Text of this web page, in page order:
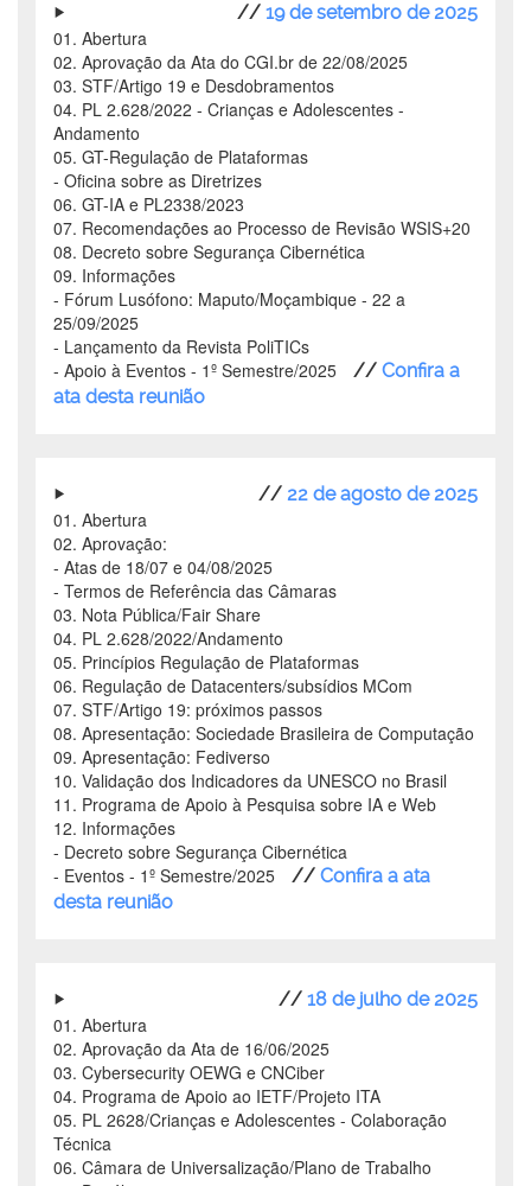
// 19 de setembro de 2025
01. Abertura
02. Aprovação da Ata do CGI.br de 22/08/2025
03. STF/Artigo 19 e Desdobramentos
04. PL 2.628/2022 - Crianças e Adolescentes -
Andamento
05. GT-Regulação de Plataformas
- Oficina sobre as Diretrizes
06. GT-IA e PL2338/2023
07. Recomendações ao Processo de Revisão WSIS+20
08. Decreto sobre Segurança Cibernética
09. Informações
- Fórum Lusófono: Maputo/Moçambique - 22 a
25/09/2025
- Lançamento da Revista PoliTICs
- Apoio à Eventos - 1º Semestre/2025
// Confira a
ata desta reunião
// 22 de agosto de 2025
01. Abertura
02. Aprovação:
- Atas de 18/07 e 04/08/2025
- Termos de Referência das Câmaras
03. Nota Pública/Fair Share
04. PL 2.628/2022/Andamento
05. Princípios Regulação de Plataformas
06. Regulação de Datacenters/subsídios MCom
07. STF/Artigo 19: próximos passos
08. Apresentação: Sociedade Brasileira de Computação
09. Apresentação: Fediverso
10. Validação dos Indicadores da UNESCO no Brasil
11. Programa de Apoio à Pesquisa sobre IA e Web
12. Informações
- Decreto sobre Segurança Cibernética
- Eventos - 1º Semestre/2025
// Confira a ata
desta reunião
// 18 de julho de 2025
01. Abertura
02. Aprovação da Ata de 16/06/2025
03. Cybersecurity OEWG e CNCiber
04. Programa de Apoio ao IETF/Projeto ITA
05. PL 2628/Crianças e Adolescentes - Colaboração
Técnica
06. Câmara de Universalização/Plano de Trabalho